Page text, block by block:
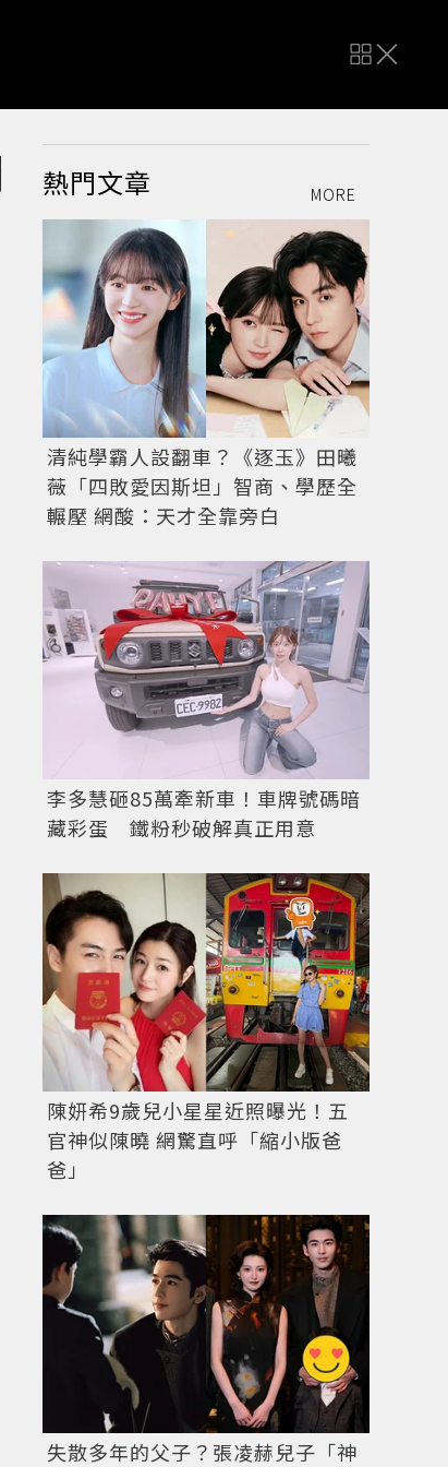
圖／擷自 instagram
熱門文章 MORE
清純學霸人設翻車？《逐玉》田曦
薇「四敗愛因斯坦」智商、學歷全
輾壓 網酸：天才全靠旁白
李多慧砸85萬牽新車！車牌號碼暗
藏彩蛋 鐵粉秒破解真正用意
陳妍希9歲兒小星星近照曝光！五
官神似陳曉 網驚直呼「縮小版爸
爸」
失散多年的父子？張凌赫兒子「神